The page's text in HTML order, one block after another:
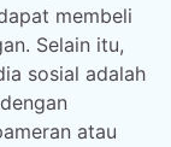
membeli
Selain itu,
sosial adalah
atau